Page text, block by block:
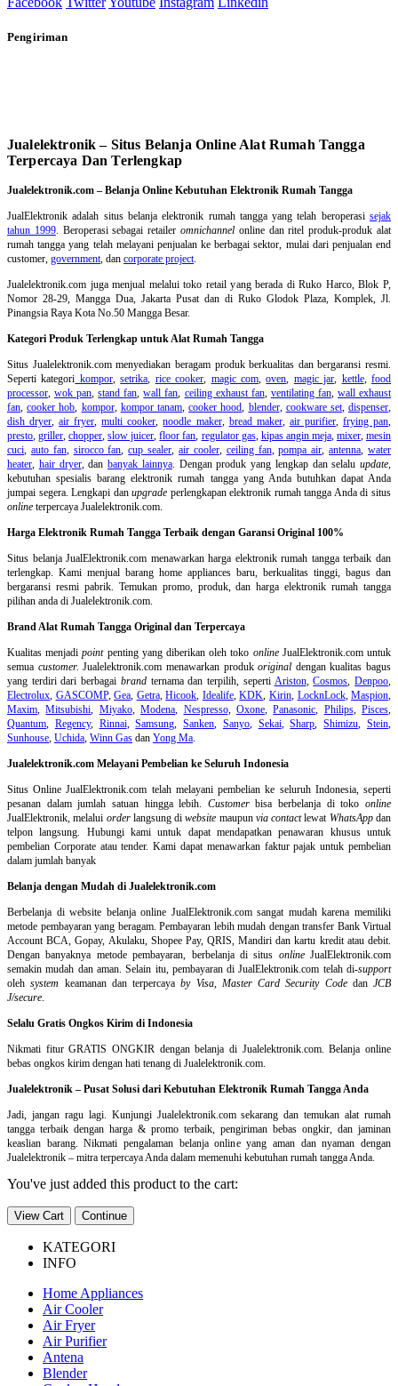
Pengiriman
Jualelektronik – Situs Belanja Online Alat Rumah Tangga
Terpercaya Dan Terlengkap
Jualelektronik.com – Belanja Online Kebutuhan Elektronik Rumah Tangga
JualElektronik adalah situs belanja elektronik rumah tanggayang telah beroperasisejak
tahun 1999. Beroperasi sebagai retaileromnichannel online dan ritel produk-produk alat
rumah tangga yang telah melayani penjualan ke berbagai sektor, mulai dari penjualan end
customer, government, dan corporate project.
Jualelektronik.com juga menjual melalui toko retail yang berada di Ruko Harco, Blok P,
Nomor 28-29, Mangga Dua, Jakarta Pusat dan di Ruko Glodok Plaza, Komplek, Jl.
Pinangsia Raya Kota No.50 Mangga Besar.
Kategori Produk Terlengkap untuk Alat Rumah Tangga
Situs Jualelektronik.com menyediakan beragam produk berkualitas dan bergaransi resmi.
Seperti kategori kompor,setrika, rice cooker, magic com,oven, magic jar, kettle,food
processor,wok pan,stand fan,wall fan, ceiling exhaust fan, ventilating fan, wall exhaust
fan,cooker hob, kompor, kompor tanam,cooker hood, blender, cookware set,dispenser,
dish dryer,air fryer,multi cooker,noodle maker, bread maker, air purifier, frying pan,
presto,griller,chopper,slow juicer,floor fan, regulator gas, kipas angin meja, mixer,mesin
cuci, auto fan, sirocco fan,cup sealer,air cooler, ceiling fan,pompa air,antenna,water
heater, hair dryer, dan banyak lainnya. Dengan produk yang lengkap dan selalu update,
kebutuhan spesialis barang elektronik rumah tangga yang Anda butuhkan dapat Anda
jumpai segera. Lengkapi danupgrade perlengkapan elektronik rumah tangga Anda di situs
online terpercaya Jualelektronik.com.
Harga Elektronik Rumah Tangga Terbaik dengan Garansi Original 100%
Situs belanjaJualElektronik.com menawarkan harga elektronik rumah tangga terbaik dan
terlengkap. Kami menjual barang home appliances baru, berkualitas tinggi, bagus dan
bergaransi resmi pabrik. Temukan promo, produk, dan harga elektronik rumah tangga
pilihan anda di Jualelektronik.com.
Brand Alat Rumah Tangga Original dan Terpercaya
Kualitas menjadipointpenting yang diberikan oleh toko onlineJualElektronik.com untuk
semua customer. Jualelektronik.com menawarkan produkoriginal dengan kualitas bagus
yang terdiri dari berbagai brandternama dan terpilih, seperti Ariston,Cosmos,Denpoo,
Electrolux, GASCOMP,Gea, Getra,Hicook, Idealife,KDK, Kirin, LocknLock,Maspion,
Maxim,Mitsubishi, Miyako,Modena, Nespresso, Oxone,Panasonic, Philips, Pisces,
Quantum, Regency, Rinnai,Samsung,Sanken, Sanyo, Sekai,Sharp,Shimizu,Stein,
Sunhouse, Uchida, Winn Gas dan Yong Ma.
Jualelektronik.com Melayani Pembelian ke Seluruh Indonesia
Situs Online JualElektronik.com telah melayani pembelian ke seluruh Indonesia, seperti
pesanan dalam jumlah satuan hingga lebih. Customerbisa berbelanja di tokoonline
JualElektronik, melalui orderlangsung diwebsite maupun via contactlewat WhatsAppdan
telpon langsung. Hubungi kami untuk dapat mendapatkan penawaran khusus untuk
pembelian Corporate atau tender. Kami dapat menawarkan faktur pajak untuk pembelian
dalam jumlah banyak
Belanja dengan Mudah di Jualelektronik.com
Berbelanja diwebsite belanja online JualElektronik.com sangat mudah karena memiliki
metode pembayaran yang beragam. Pembayaran lebih mudah dengan transfer Bank Virtual
Account BCA, Gopay, Akulaku, Shopee Pay, QRIS, Mandiri dan kartu kredit atau debit.
Dengan banyaknya metode pembayaran, berbelanja di situs onlineJualElektronik.com
semakin mudah dan aman. Selain itu, pembayaran di JualElektronik.com telah di-support
olehsystem keamanan dan terpercayaby Visa, Master Card Security Codedan JCB
J/secure.
Selalu Gratis Ongkos Kirim di Indonesia
Nikmati fitur GRATIS ONGKIR dengan belanja di Jualelektronik.com. Belanja online
bebas ongkos kirim dengan hati tenang di Jualelektronik.com.
Jualelektronik – Pusat Solusi dari Kebutuhan Elektronik Rumah Tangga Anda
Jadi, jangan ragu lagi. Kunjungi Jualelektronik.com sekarang dan temukan alat rumah
tangga terbaik dengan harga & promo terbaik, pengiriman bebas ongkir, dan jaminan
keaslian barang. Nikmati pengalaman belanja online yang aman dan nyaman dengan
Jualelektronik – mitra terpercaya Anda dalam memenuhi kebutuhan rumah tangga Anda.
You've just added this product to the cart:
View Cart Continue
KATEGORI
INFO
Home Appliances
Air Cooler
Air Fryer
Air Purifier
Antena
Blender